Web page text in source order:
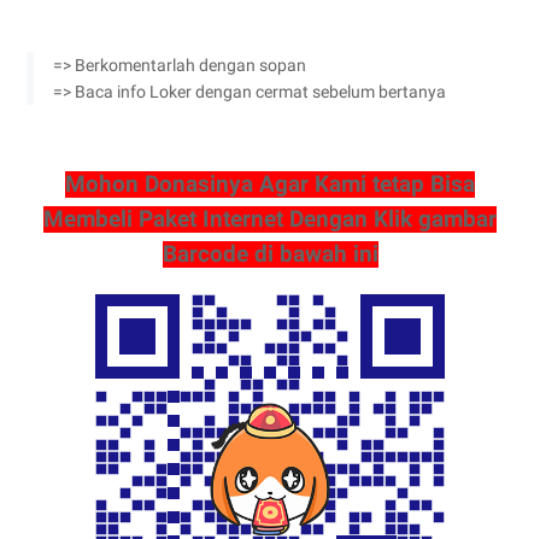
=> Berkomentarlah dengan sopan
=> Baca info Loker dengan cermat sebelum bertanya
Mohon Donasinya Agar Kami tetap Bisa
Membeli Paket Internet Dengan Klik gambar
Barcode di bawah ini